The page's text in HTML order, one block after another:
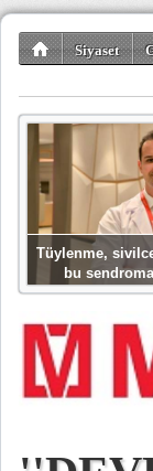
Siyaset
Tüylenme,
bu